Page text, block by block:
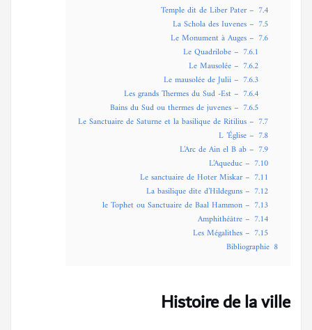
7.4
– Temple dit de Liber Pater
7.5
– La Schola des Iuvenes
7.6
– Le Monument à Auges
7.6.1
– Le Quadrilobe
7.6.2
– Le Mausolée
7.6.3
– Le mausolée de Julii
7.6.4
– Les grands Thermes du Sud -Est
7.6.5
– Bains du Sud ou thermes de juvenes
7.7
– Le Sanctuaire de Saturne et la basilique de Ritilius
7.8
– L ’Église
7.9
– L’Arc de Ain el B ab
7.10
– L’Aqueduc
7.11
– Le sanctuaire de Hoter Miskar
7.12
– La basilique dite d’Hildeguns
7.13
– le Tophet ou Sanctuaire de Baal Hammon
7.14
– Amphithéâtre
7.15
– Les Mégalithes
8
Bibliographie
Histoire de la ville